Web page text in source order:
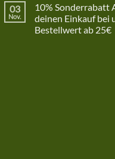
zu
Resep
Bakso
halal,
03
Nov.
10% Sonderrabatt
deinen Einkauf bei
Bestellwert ab 25€